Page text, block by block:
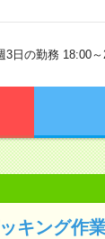
日の勤務 18:00
キング作